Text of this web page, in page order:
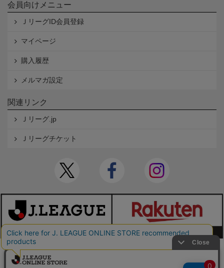
会員向けメニュー
ＪリーグID会員登録
マイページ
購入履歴
メルマガ設定
関連リンク
Ｊリーグ.jp
Ｊリーグチケット
本サイトで使用している文章・画像等の無断での複製・転載を禁止します。